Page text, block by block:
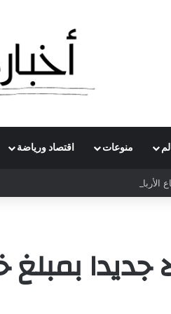
منوعات اقتصاد ورياضة
الأرباح الفصلية لـ”سيمنس إينرجي” بـ70% لتتجاوز مليار دولار
جديدا بمبلغ